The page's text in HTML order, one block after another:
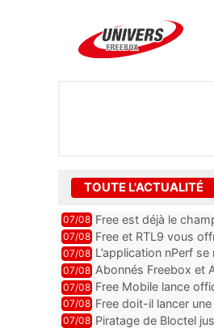
TOUTE L'ACTUALITÉ
07/08 Free est déjà le
encore au moin...
07/08 Free et RTL9 vous
l’obtenir
07/08 L’application nPerf
Mobile, Orange, SFR
07/08 Abonnés Freebox et
07/08 Free Mobile lance
des promos et des
07/08 Free doit-il lancer
07/08 Piratage de Bloctel